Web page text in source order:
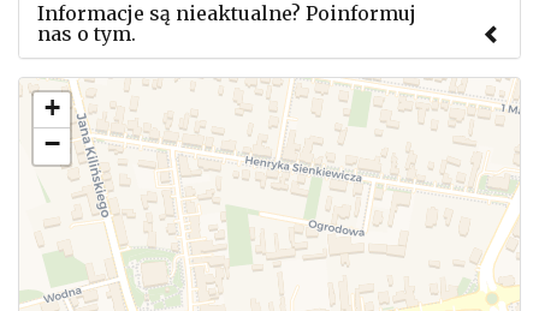
Informacje są nieaktualne? Poinformuj
nas o tym.
Użyj tego formularza aby przesłać informację o
zmianach w powyższym mityngu.
+
−